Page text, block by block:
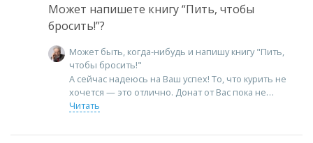
Может напишете книгу “Пить, чтобы
бросить!”?
Может быть, когда-нибудь и напишу книгу "Пить,
чтобы бросить!"
А сейчас надеюсь на Ваш успех! То, что курить не
хочется — это отлично. Донат от Вас пока не
Читать